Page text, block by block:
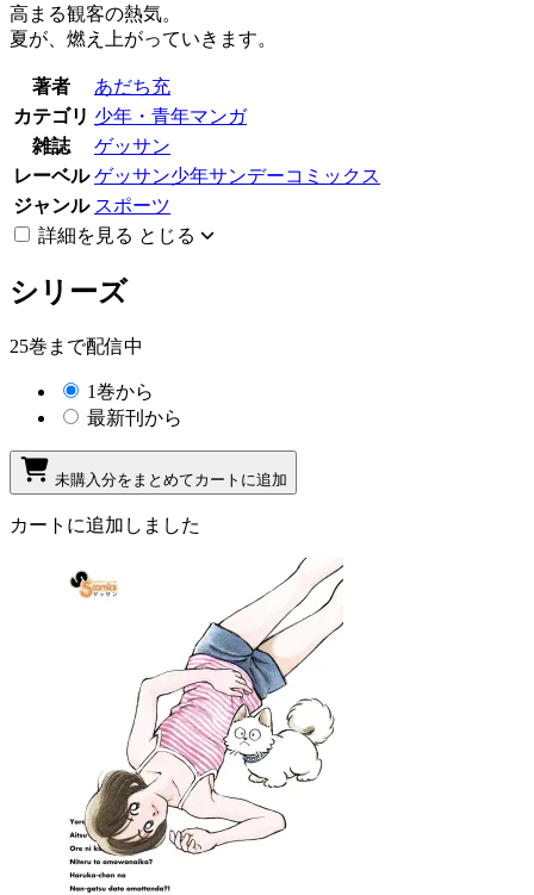
高まる観客の熱気。
夏が、燃え上がっていきます。
著者
あだち充
カテゴリ 少年・青年マンガ
雑誌
ゲッサン
レーベル ゲッサン少年サンデーコミックス
ジャンル スポーツ
詳細を見る とじる
シリーズ
25巻まで配信中
1巻から
最新刊から
未購入分をまとめてカートに追加
カートに追加しました